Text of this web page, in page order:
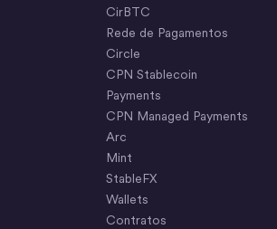
CirBTC
Rede de Pagamentos
Circle
CPN Stablecoin
Payments
CPN Managed Payments
Arc
Mint
StableFX
Wallets
Contratos